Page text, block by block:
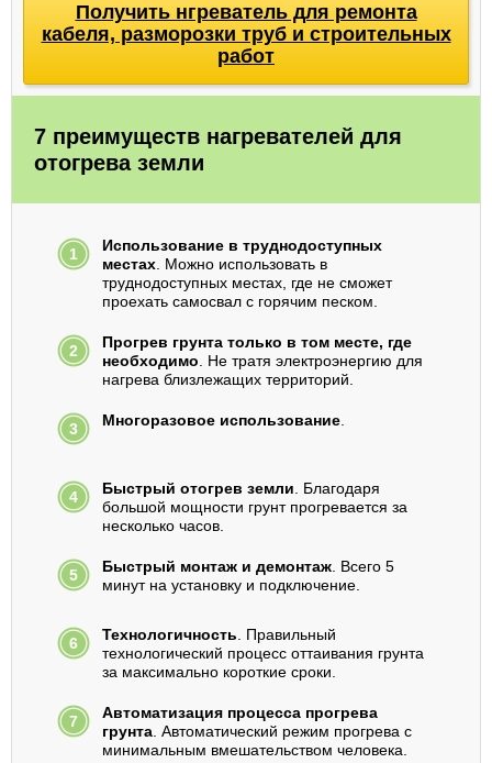
Получить нгреватель для ремонта
кабеля, разморозки труб и строительных
работ
7 преимуществ нагревателей для
отогрева земли
Использование в труднодоступных
местах . Можно использовать в
труднодоступных местах, где не сможет
проехать самосвал с горячим песком.
Прогрев грунта только в том месте, где
необходимо . Не тратя электроэнергию для
нагрева близлежащих территорий.
Многоразовое использование
Быстрый отогрев земли . Благодаря
большой мощности грунт прогревается за
несколько часов.
Быстрый монтаж и демонтаж . Всего 5
минут на установку и подключение.
Технологичность . Правильный
технологический процесс оттаивания грунта
за максимально короткие сроки.
Автоматизация процесса прогрева
грунта . Автоматический режим прогрева с
минимальным вмешательством человека.